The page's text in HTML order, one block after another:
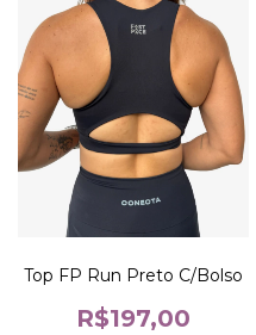
Top FP Run Preto C/Bolso
R$197,00